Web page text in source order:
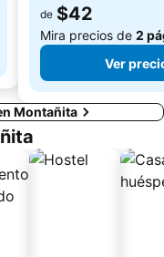
de $42
Mira precios de 2
Ver
Montañita